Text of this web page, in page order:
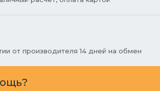
от производителя 14 дней на обмен